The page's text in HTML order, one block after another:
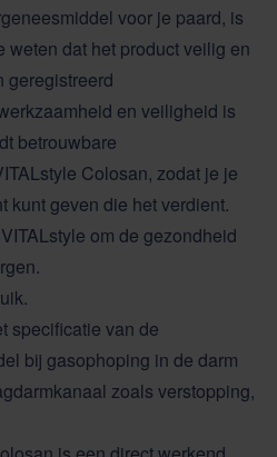
voor je paard, is
weten dat het product veilig en
geregistreerd
en veiligheid is
betrouwbare
Colosan, zodat je je
kunt geven die het verdient.
om de gezondheid
specificatie van de
bij gasophoping in de darm
zoals verstopping,